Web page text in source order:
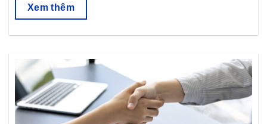
Xem thêm